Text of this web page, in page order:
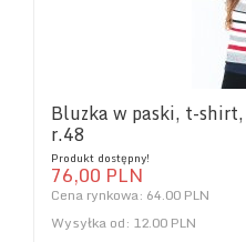
Bluzka w paski, t-
r.48
Produkt dostępny!
76,00PLN
Cena rynkowa: 64.00 PLN
Wysyłka od: 12.00 PLN